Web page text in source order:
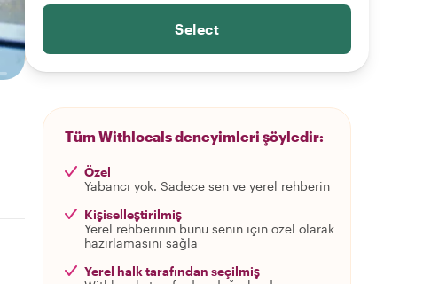
Select
Tüm Withlocals deneyimleri şöyledir:
Özel
Yabancı yok. Sadece sen ve yerel rehberin
Kişiselleştirilmiş
Yerel rehberinin bunu senin için özel olarak
hazırlamasını sağla
Yerel halk tarafından seçilmiş